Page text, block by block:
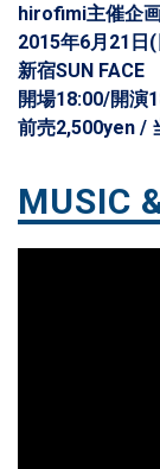
hirofimi主催企
2015年6月21日
新宿SUN FACE
開場18:00/開演
前売2,500yen /
MUSIC